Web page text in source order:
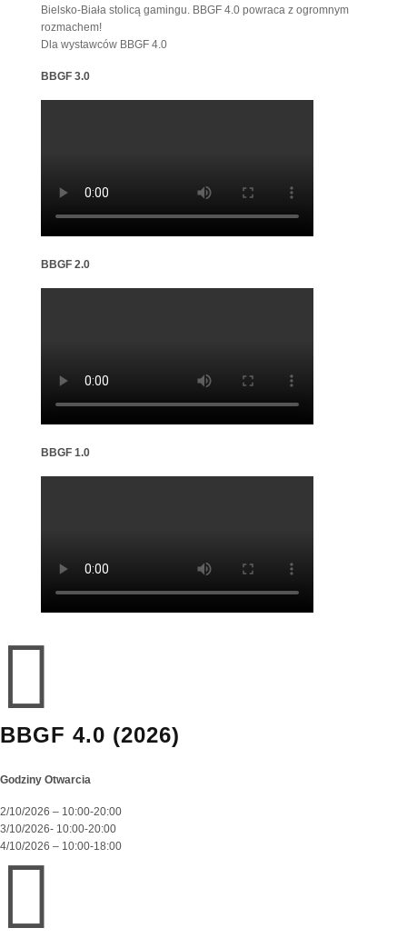
Bielsko-Biała stolicą gamingu. BBGF 4.0 powraca z ogromnym
rozmachem!
Dla wystawców BBGF 4.0
BBGF 3.0
BBGF 2.0
BBGF 1.0

BBGF 4.0 (2026)
Godziny Otwarcia
2/10/2026 – 10:00-20:00
3/10/2026- 10:00-20:00
4/10/2026 – 10:00-18:00
